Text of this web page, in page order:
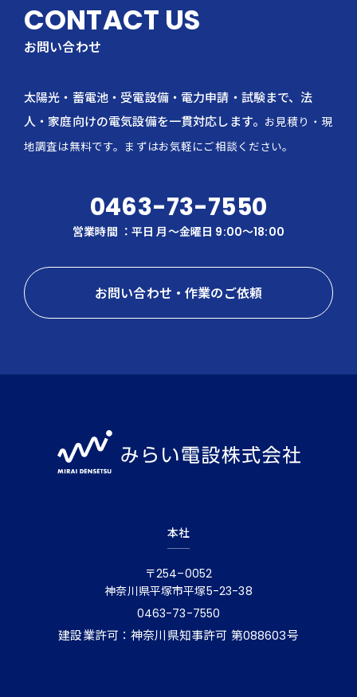
CONTACT US
お問い合わせ
太陽光・蓄電池・受電設備・電力申請・試験まで、法
人・家庭向けの電気設備を一貫対応します。 お見積り・現
地調査は無料です。まずはお気軽にご相談ください。
0463-73-7550
営業時間 ：平日 月〜金曜日 9:00～18:00
お問い合わせ・作業のご依頼
本社
〒254–0052
神奈川県平塚市平塚5-23-38
0463-73-7550
建設業許可：神奈川県知事許可 第088603号